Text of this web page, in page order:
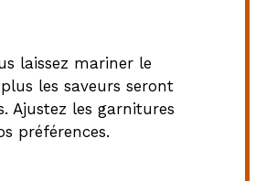
laissez mariner le
les saveurs seront
Ajustez les garnitures
préférences.